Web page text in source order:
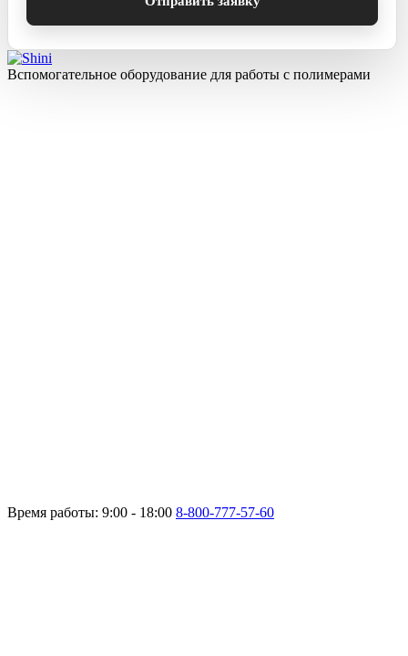
Вспомогательное оборудование для работы с полимерами
Время работы: 9:00 - 18:00 8-800-777-57-60